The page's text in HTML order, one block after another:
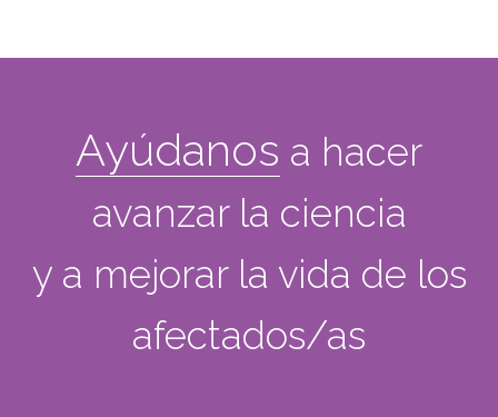
Ayúdanos a hacer
avanzar la ciencia
y a mejorar la vida de los
afectados/as